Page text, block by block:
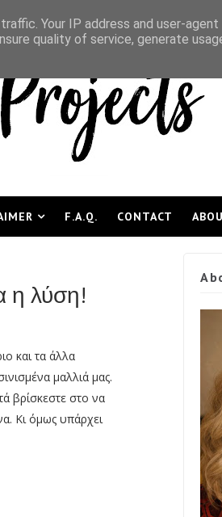
F.A.Q. CONTACT
η λύση!
και τα άλλα
μαλλιά μας.
βρίσκεστε στο να
Κι όμως υπάρχει
Your IP address and user-agent
quality of service, generate